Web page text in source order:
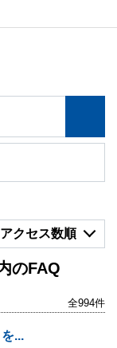
アクセス数順
のFAQ
全994件
...